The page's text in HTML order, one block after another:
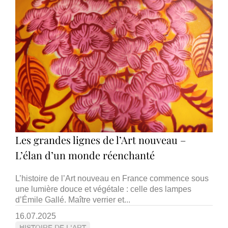
Les grandes lignes de l’Art nouveau –
L’élan d’un monde réenchanté
L’histoire de l’Art nouveau en France commence sous
une lumière douce et végétale : celle des lampes
d’Émile Gallé. Maître verrier et...
16.07.2025